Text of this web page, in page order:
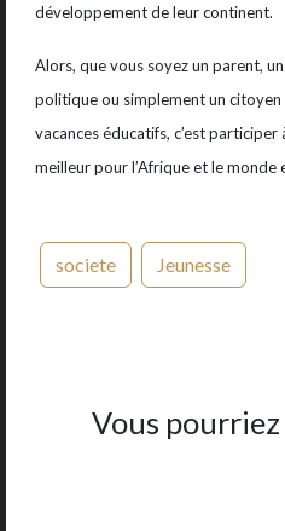
développement de leur continent.
Alors, que vous soyez un parent,
politique ou simplement un citoyen
vacances éducatifs, c’est
meilleur pour l’Afrique et le monde
societe Jeunesse
Vous